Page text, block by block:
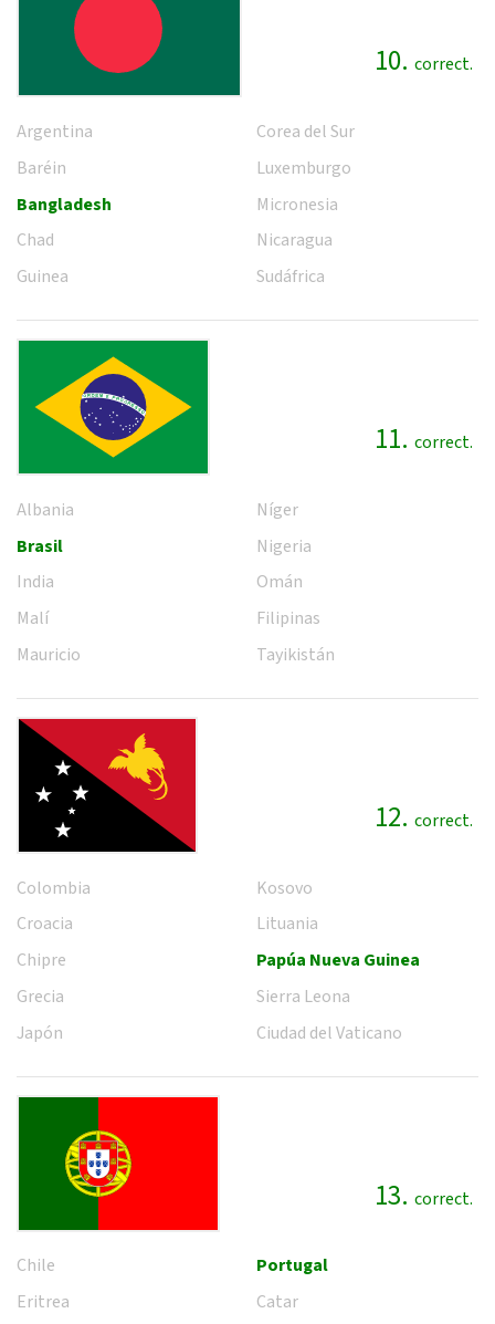
10. correct.
Argentina
Baréin
Bangladesh
Chad
Guinea
Corea del Sur
Luxemburgo
Micronesia
Nicaragua
Sudáfrica
11. correct.
Albania
Brasil
India
Malí
Mauricio
Níger
Nigeria
Omán
Filipinas
Tayikistán
12. correct.
Colombia
Croacia
Chipre
Grecia
Japón
Kosovo
Lituania
Papúa Nueva Guinea
Sierra Leona
Ciudad del Vaticano
13. correct.
Chile
Eritrea
Portugal
Catar